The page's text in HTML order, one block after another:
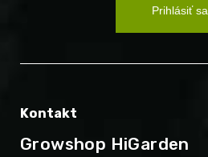
Prihlásiť sa
Kontakt
Growshop HiGarden